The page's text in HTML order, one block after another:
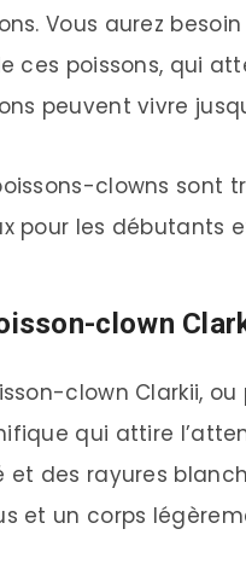
Vous aurez
ces poissons, qui
peuvent vivre
clowns sont
pour les débutants
clown
clown Clarkii,
qui attire
et des rayures
et un corps